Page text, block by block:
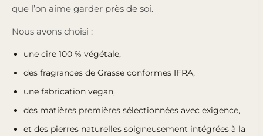
que l’on aime garder près de soi.
Nous avons choisi :
une cire 100 % végétale,
des fragrances de Grasse conformes IFRA,
une fabrication vegan,
des matières premières sélectionnées avec exigence,
et des pierres naturelles soigneusement intégrées à la